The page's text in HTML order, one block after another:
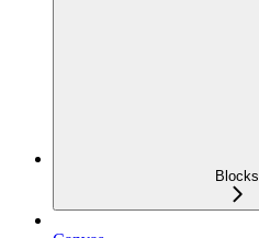
Blocks